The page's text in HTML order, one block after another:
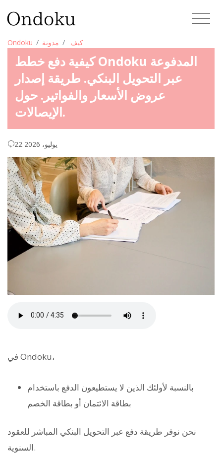
Ondoku مدونة كيف
كيفية دفع خطط Ondoku المدفوعة
عبر التحويل البنكي. طريقة إصدار
عروض الأسعار والفواتير. حول
الإيصالات.
22 يوليو، 2026
في Ondoku،
بالنسبة لأولئك الذين لا يستطيعون الدفع باستخدام
بطاقة الائتمان أو بطاقة الخصم
نحن نوفر طريقة دفع عبر التحويل البنكي المباشر للعقود
السنوية.